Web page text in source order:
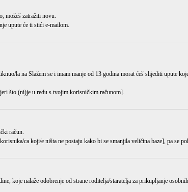
možeš zatražiti novu.
upute će ti stići e-mailom.
la na Slažem se i imam manje od 13 godina morat ćeš slijediti upute
što (ni)je u redu s tvojim korisničkim računom].
račun.
ca koji/e ništa ne postaju kako bi se smanjila veličina baze], pa se
koje nalaže odobrenje od strane roditelja/staratelja za prikupljanje